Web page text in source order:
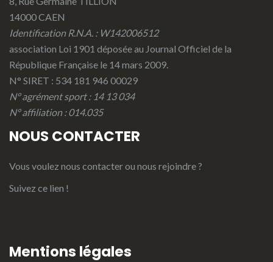
14000 CAEN
Identification R.N.A. : W142006512
association Loi 1901 déposée au Journal Officiel de la
République Française le 14 mars 2009.
N° SIRET : 534 181 946 00029
N° agrément sport : 14 13 034
N° affiliation : 014.035
NOUS CONTACTER
Vous voulez nous contacter ou nous rejoindre ?
Suivez ce lien !
Mentions légales